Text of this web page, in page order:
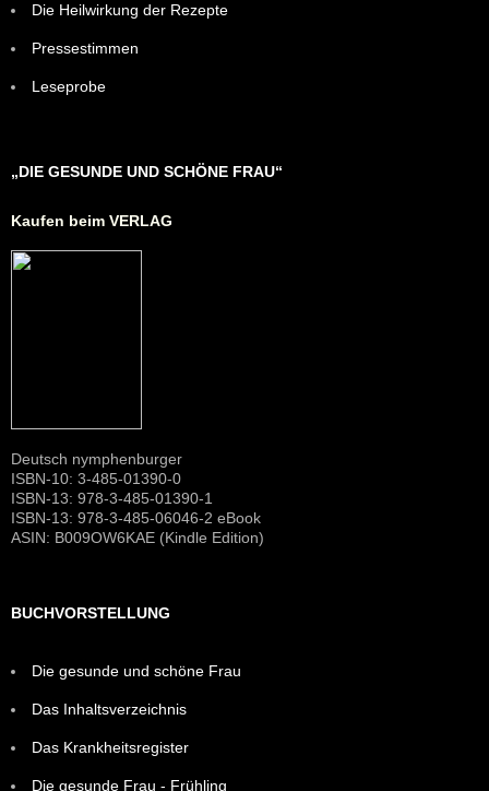
Die Heilwirkung der Rezepte
Pressestimmen
Leseprobe
„DIE GESUNDE UND SCHÖNE FRAU“
Kaufen beim VERLAG
Deutsch nymphenburger
ISBN-10: 3-485-01390-0
ISBN-13: 978-3-485-01390-1
ISBN-13: 978-3-485-06046-2 eBook
ASIN: B009OW6KAE (Kindle Edition)
BUCHVORSTELLUNG
Die gesunde und schöne Frau
Das Inhaltsverzeichnis
Das Krankheitsregister
Die gesunde Frau - Frühling